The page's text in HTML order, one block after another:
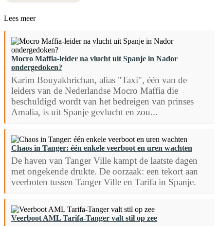
Lees meer
Mocro Maffia-leider na vlucht uit Spanje in Nador
ondergedoken?
Karim Bouyakhrichan, alias "Taxi", één van de
leiders van de Nederlandse Mocro Maffia die
beschuldigd wordt van het bedreigen van prinses
Amalia, is uit Spanje gevlucht en zou...
Chaos in Tanger: één enkele veerboot en uren wachten
De haven van Tanger Ville kampt de laatste dagen
met ongekende drukte. De oorzaak: een tekort aan
veerboten tussen Tanger Ville en Tarifa in Spanje.
Veerboot AML Tarifa-Tanger valt stil op zee